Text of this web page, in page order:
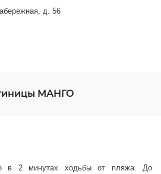
д. 56
МАНГО
в 2 минутах ходьбы от пляжа. До